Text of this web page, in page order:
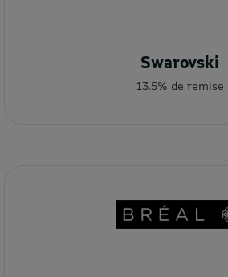
Swarovski
13.5% de remise